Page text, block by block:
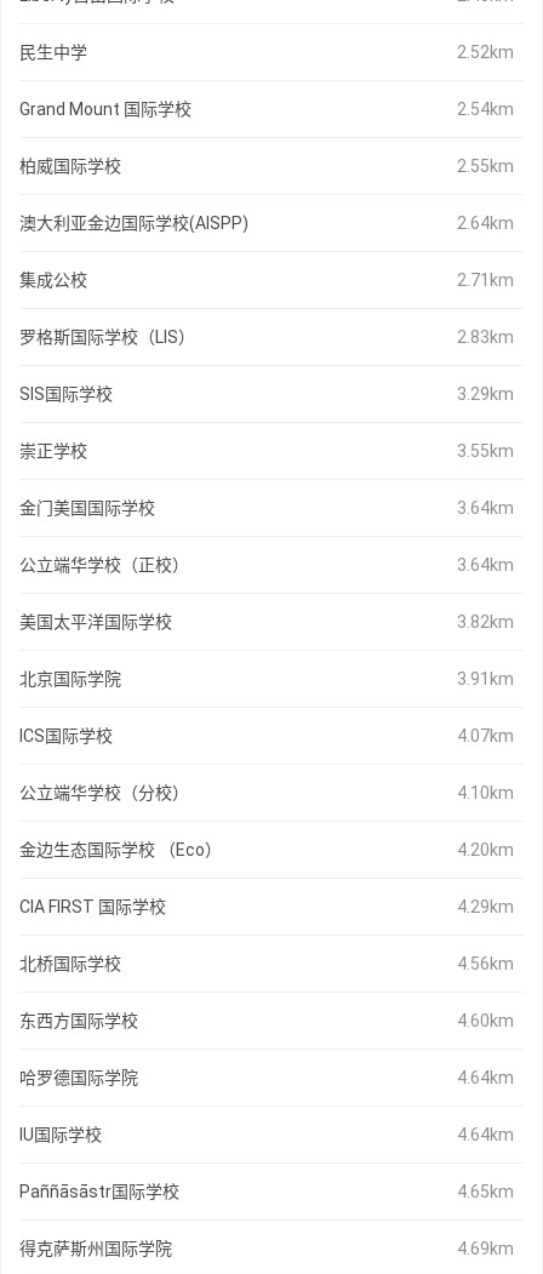
民生中学 2.52km
Grand Mount 国际学校 2.54km
柏威国际学校 2.55km
澳大利亚金边国际学校(AISPP) 2.64km
集成公校 2.71km
罗格斯国际学校（LIS） 2.83km
SIS国际学校 3.29km
崇正学校 3.55km
金门美国国际学校 3.64km
公立端华学校（正校） 3.64km
美国太平洋国际学校 3.82km
北京国际学院 3.91km
ICS国际学校 4.07km
公立端华学校（分校） 4.10km
金边生态国际学校 （Eco） 4.20km
CIA FIRST 国际学校 4.29km
北桥国际学校 4.56km
东西方国际学校 4.60km
哈罗德国际学院 4.64km
IU国际学校 4.64km
Paññāsāstr国际学校 4.65km
得克萨斯州国际学院 4.69km